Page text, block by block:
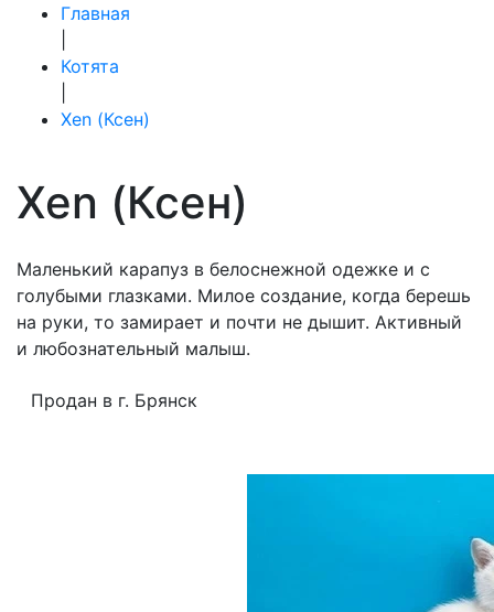
Главная
Котята
Xen (Ксен)
Xen (Ксен)
Маленький карапуз в белоснежной одежке и с
голубыми глазками. Милое создание, когда берешь
на руки, то замирает и почти не дышит. Активный
и любознательный малыш.
Продан в г. Брянск